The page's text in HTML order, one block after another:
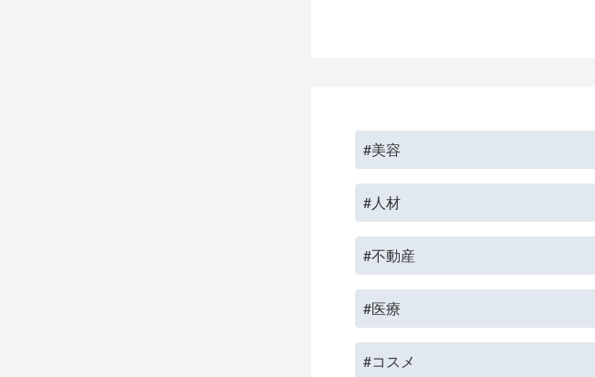
#美容
#人材
#不動産
#医療
#コスメ